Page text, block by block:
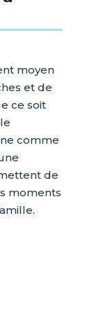
moyen
et de
ce soit
comme
de
moments